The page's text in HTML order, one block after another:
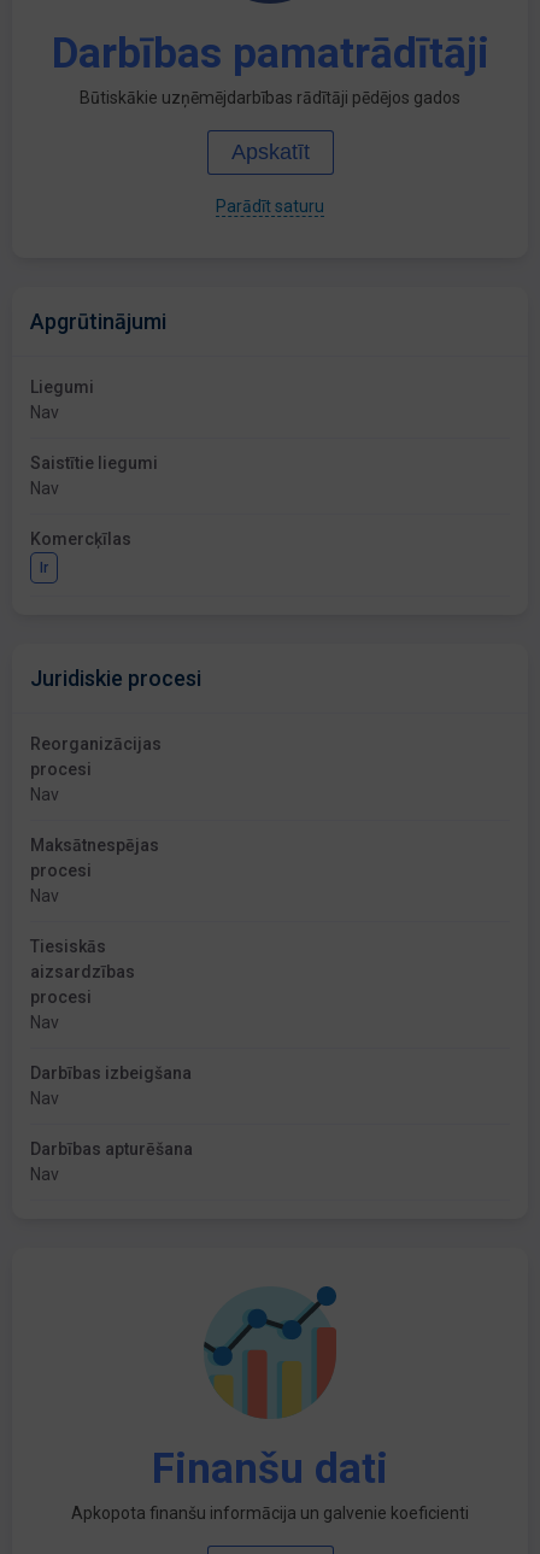
Darbības pamatrādītāji
Būtiskākie uzņēmējdarbības rādītāji pēdējos gados
Apskatīt
Parādīt saturu
Apgrūtinājumi
Liegumi
Nav
Saistītie liegumi
Nav
Komercķīlas
Ir
Juridiskie procesi
Reorganizācijas
procesi
Nav
Maksātnespējas
procesi
Nav
Tiesiskās
aizsardzības
procesi
Nav
Darbības izbeigšana
Nav
Darbības apturēšana
Nav
Finanšu dati
Apkopota finanšu informācija un galvenie koeficienti